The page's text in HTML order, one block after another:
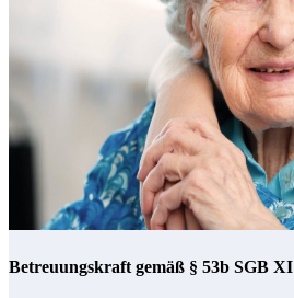
Betreuungskraft gemäß § 53b SGB XI